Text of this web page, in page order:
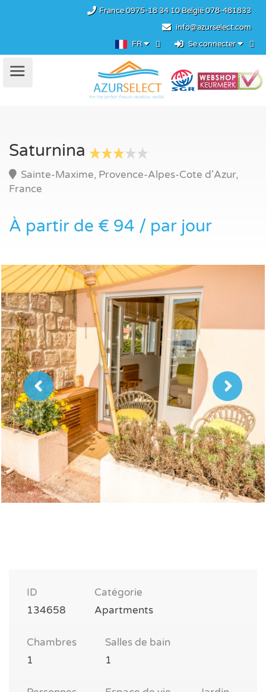
France0975-18 34 10België078-481833
info@azurselect.com
FR
Se connecter
Saturnina
Sainte-Maxime, Provence-Alpes-Cote d'Azur,
France
À partir de € 94 / par jour
ID
134658
Catégorie
Apartments
Chambres
1
Salles de bain
1